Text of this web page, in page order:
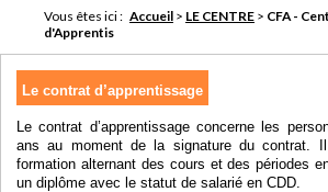
Vous êtes ici : Accueil > LE CENTRE > CFA -
d'Apprentis
Le contrat d’apprentissage
Le contrat d’apprentissage concerne les
ans au moment de la signature du contrat.
formation alternant des cours et des périodes
un diplôme avec le statut de salarié en CDD.